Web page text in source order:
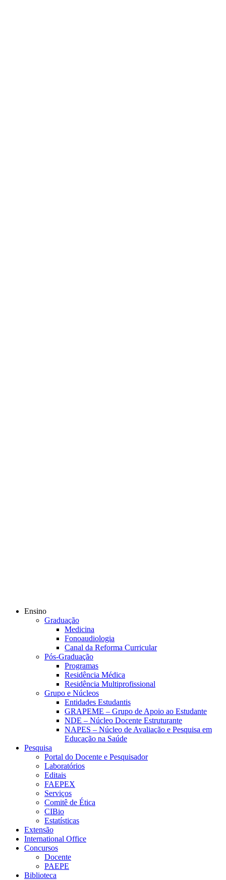
Ensino
Graduação
Medicina
Fonoaudiologia
Canal da Reforma Curricular
Pós-Graduação
Programas
Residência Médica
Residência Multiprofissional
Grupo e Núcleos
Entidades Estudantis
GRAPEME – Grupo de Apoio ao Estudante
NDE – Núcleo Docente Estruturante
NAPES – Núcleo de Avaliação e Pesquisa em
Educação na Saúde
Pesquisa
Portal do Docente e Pesquisador
Laboratórios
Editais
FAEPEX
Serviços
Comitê de Ética
CIBio
Estatísticas
Extensão
International Office
Concursos
Docente
PAEPE
Biblioteca